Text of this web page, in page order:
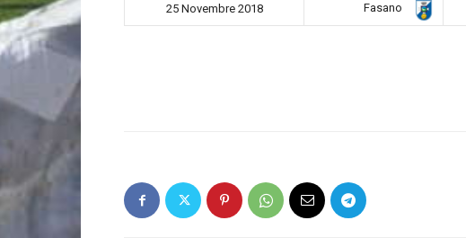
25 Novembre 2018 Fasano